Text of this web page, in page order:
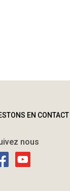
EN CONTACT
nous